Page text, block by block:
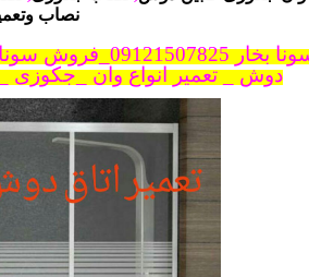
نصاب
سونا بخار _ ساخت سونا بخار
دوش _ تعمیر انواع وان _جکوزی